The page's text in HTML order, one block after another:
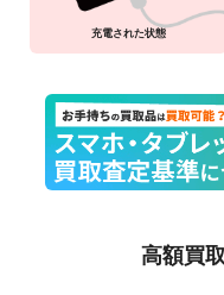
充電された状態
高額買